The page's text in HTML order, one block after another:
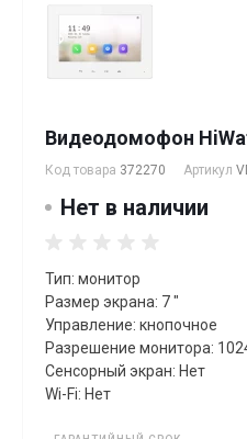
Видеодомофон
Код товара 372270 Артикул
Нет в наличии
Тип: монитор
Размер экрана: 7 "
Управление: кнопочное
Разрешение монитора:
Сенсорный экран: Нет
Wi-Fi: Нет